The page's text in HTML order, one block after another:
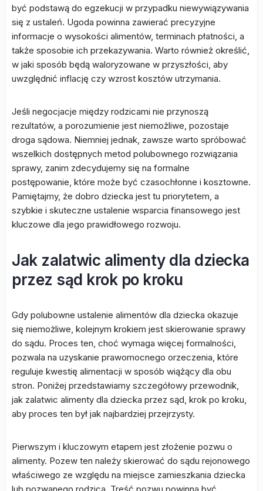
być podstawą do egzekucji w przypadku niewywiązywania
się z ustaleń. Ugoda powinna zawierać precyzyjne
informacje o wysokości alimentów, terminach płatności, a
także sposobie ich przekazywania. Warto również określić,
w jaki sposób będą waloryzowane w przyszłości, aby
uwzględnić inflację czy wzrost kosztów utrzymania.
Jeśli negocjacje między rodzicami nie przynoszą
rezultatów, a porozumienie jest niemożliwe, pozostaje
droga sądowa. Niemniej jednak, zawsze warto spróbować
wszelkich dostępnych metod polubownego rozwiązania
sprawy, zanim zdecydujemy się na formalne
postępowanie, które może być czasochłonne i kosztowne.
Pamiętajmy, że dobro dziecka jest tu priorytetem, a
szybkie i skuteczne ustalenie wsparcia finansowego jest
kluczowe dla jego prawidłowego rozwoju.
Jak zalatwic alimenty dla dziecka
przez sąd krok po kroku
Gdy polubowne ustalenie alimentów dla dziecka okazuje
się niemożliwe, kolejnym krokiem jest skierowanie sprawy
do sądu. Proces ten, choć wymaga więcej formalności,
pozwala na uzyskanie prawomocnego orzeczenia, które
reguluje kwestię alimentacji w sposób wiążący dla obu
stron. Poniżej przedstawiamy szczegółowy przewodnik,
jak zalatwic alimenty dla dziecka przez sąd, krok po kroku,
aby proces ten był jak najbardziej przejrzysty.
Pierwszym i kluczowym etapem jest złożenie pozwu o
alimenty. Pozew ten należy skierować do sądu rejonowego
właściwego ze względu na miejsce zamieszkania dziecka